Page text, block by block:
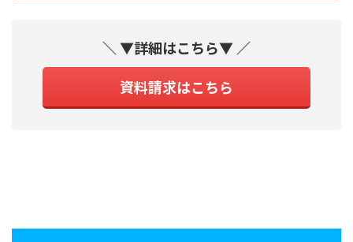
＼ ▼詳細はこちら▼ ／
資料請求はこちら